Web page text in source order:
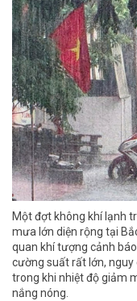
Một đợt không khí lạnh
mưa lớn diện rộng tại
quan khí tượng cảnh
cường suất rất lớn, nguy
trong khi nhiệt độ giảm
nắng nóng.